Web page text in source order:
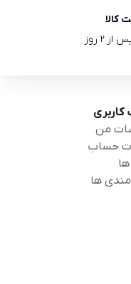
کالا
2 روز
من
حساب
مندی ها